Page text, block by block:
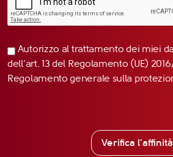
Autorizzo al trattamento dei miei
dell’art. 13 del Regolamento (UE)
Regolamento generale sulla
Verifica l'affinità